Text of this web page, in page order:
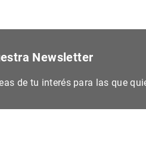
Newsletter
de tu interés para las que